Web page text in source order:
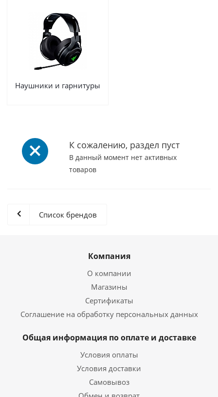
Наушники и гарнитуры
К сожалению, раздел пуст
В данный момент нет активных
товаров
Список брендов
Компания
О компании
Магазины
Сертификаты
Соглашение на обработку персональных данных
Общая информация по оплате и доставке
Условия оплаты
Условия доставки
Самовывоз